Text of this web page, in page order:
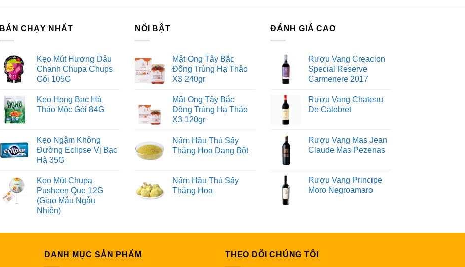
NHẬN BIẾT RƯỢU CHIVAS 18 BLUE SIGNATURE DO PERNOD RICARD VIỆT NAM NHẬP KHẨU :
Trên đầu chai rượu Chivas 18 Blue Signature có tem nước chống hàng giả của hãng rượu Chivas Brothers
& tem hoàn thành thủ tục nộp thuế rượu có nồng độ cao được phép lưu hành tại thị trường Việt Nam. Mã
vạch của chai rượu Chivas 18 Blue Signature là 500029. Đây là sản phẩm rượu Whisky có nguồn gốc xuất
xứ Scotland.Trên cổ chai rượu Chivas 18 Blue có tem QR scanner quét mã Link về trang webside xác thực
của hãng Chivas Brothers. Nhãn phụ trên thân chai rượu Chivas 18 Blue Signature có in bằng công nghệ
cao số Seri riêng của mỗi chai để kiểm soát chất lượng sản phẩm. Thân chai rượu Chivas 18 Blue Signature
có tem của Pernod Ricard Việt Nam là đại diện chủ sở hữu thương hiệu rượu Chivas Regal tại thị trường
Việt Nam.
www.facebook.com/storesafood
https://viquehuong.xyz/phanphoiruouvang.vn
BÁN CHẠY NHẤT
Kẹo Mút Hương Dâu
Chanh Chupa Chups
Gói 105G
Kẹo Họng Bạc Hà
Thảo Mộc Gói 84G
Kẹo Ngậm Không
Đường Eclipse Vị Bạc
Hà 35G
Kẹo Mút Chupa
Pusheen Que 12G
(Giao Mẫu Ngẫu
Nhiên)
NỔI BẬT
Mật Ong Tây Bắc
Đông Trùng Hạ Thảo
X3 240gr
Mật Ong Tây Bắc
Đông Trùng Hạ Thảo
X3 120gr
Nấm Hầu Thủ Sấy
Thăng Hoa Dạng Bột
Nấm Hầu Thủ Sấy
Thăng Hoa
ĐÁNH GIÁ CAO
Rượu Vang Creacion
Special Reserve
Carmenere 2017
Rượu Vang Chateau
De Calebret
Rượu Vang Mas Jean
Claude Mas Pezenas
Rượu Vang Principe
Moro Negroamaro
DANH MỤC SẢN PHẨM THEO DÕI CHÚNG TÔI